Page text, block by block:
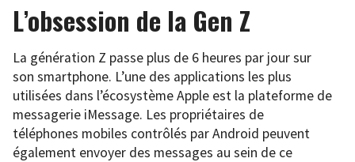
L’obsession de la Gen Z
La génération Z passe plus de 6 heures par jour sur
son smartphone. L’une des applications les plus
utilisées dans l’écosystème Apple est la plateforme de
messagerie iMessage. Les propriétaires de
téléphones mobiles contrôlés par Android peuvent
également envoyer des messages au sein de ce